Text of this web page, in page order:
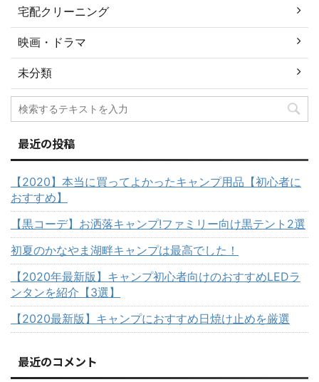
宅配クリーニング
映画・ドラマ
未分類
最近の投稿
【2020】本当に買ってよかったキャンプ用品【初心者に
おすすめ】
【黒コーデ】お洒落キャンプ!ファミリー向け黒テント2選
初夏のかなやま湖畔キャンプは最高でした！
【2020年最新版】キャンプ初心者向けのおすすめLEDラ
ンタンを紹介【3選】
【2020最新版】キャンプにおすすめ日焼け止めを厳選
最近のコメント